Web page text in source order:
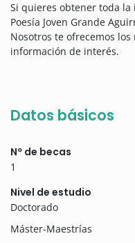
Si quieres obtener toda la
Poesía Joven Grande
Nosotros te ofrecemos
información de interés.
Datos básicos
Nº de becas
1
Nivel de estudio
Doctorado
Máster-Maestrías